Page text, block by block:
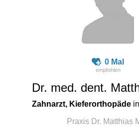
0 Mal
Dr. med. dent.
Zahnarzt, Kieferorthopädein
Praxis Dr. Matthias